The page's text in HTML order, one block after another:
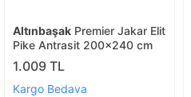
Altınbaşak Premier Jakar Elit
Pike Antrasit 200x240 cm
1.009 TL
Kargo Bedava